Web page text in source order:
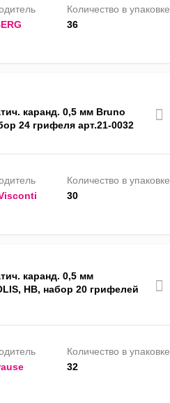
Количество в упаковке
36
каранд. 0,5 мм Bruno
24 грифеля арт.21-0032
Количество в упаковке
30
каранд. 0,5 мм
HB, набор 20 грифелей
Количество в упаковке
32